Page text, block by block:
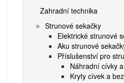
Zahradní technika
Strunové sekačky
Elektrické strunové
Aku strunové
Příslušenství pro
Náhradní cívky
Kryty cívek a